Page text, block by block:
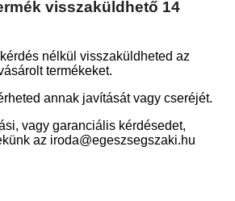
visszaküldhető 14
nélkül visszaküldheted az
termékeket.
annak javítását vagy cseréjét.
vagy garanciális kérdésedet,
az iroda@egeszsegszaki.hu